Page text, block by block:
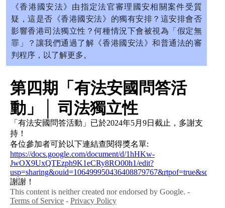
《香港國安法》由指定法官審理國安相關案件受質
疑，這是否《香港國安法》的獨有安排？這安排會否
影響香港司法獨立性？何種情況下會被視為「假定無
罪」？讓我們通過了解《香港國安法》和普通法的審
判程序，以了解更多。